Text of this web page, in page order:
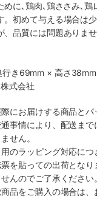
めに､鶏肉､鶏ささみ､
。初めて与える場合は
品質には問題ありま
き69mm × 高さ38mm
式会社
にお届けする商品とパ
事情により、配送まで
せん。
のラッピング対応に
を貼っての出荷となり
んのでご了承ください。
品をご購入の場合は、